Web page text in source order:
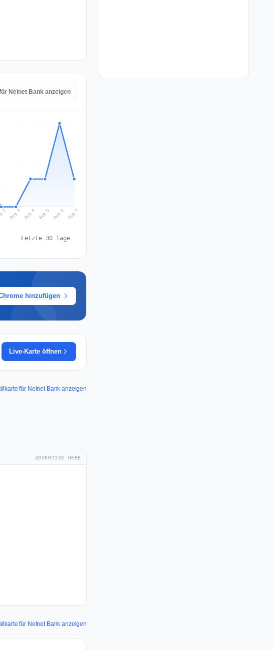
Nelnet Bank anzeigen
2 Aug 3 Aug 4 Aug 5 Aug 6 Aug 7
Letzte 30 Tage
hinzufügen
Live-Karte öffnen
für Nelnet Bank anzeigen
ADVERTISE HERE
für Nelnet Bank anzeigen